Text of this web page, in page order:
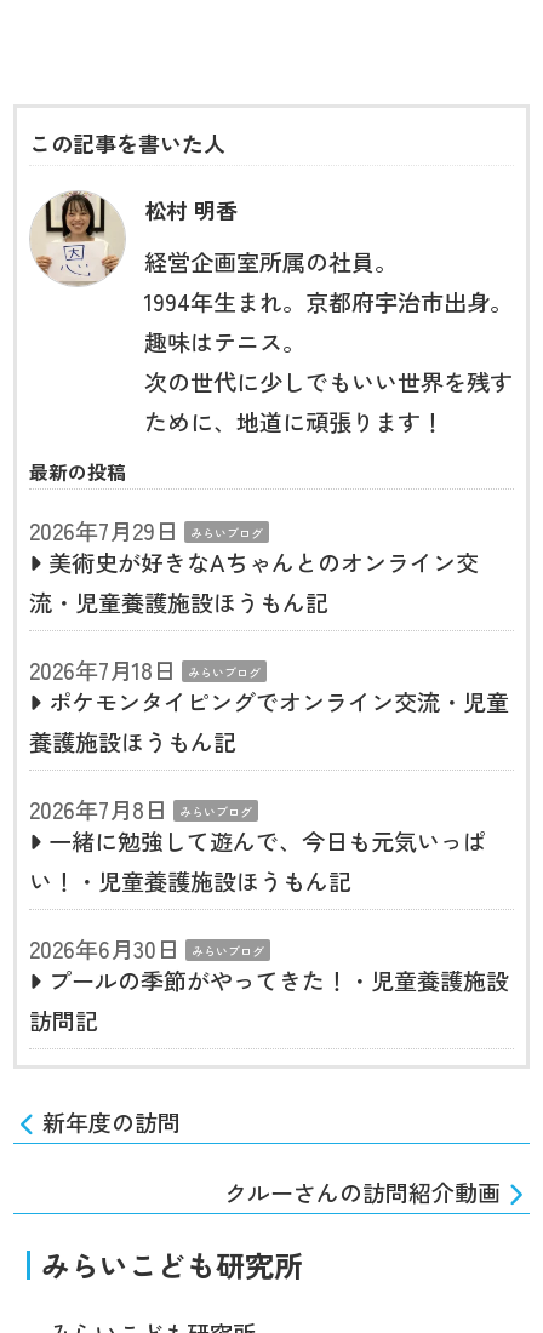
この記事を書いた人
松村 明香
経営企画室所属の社員。
1994年生まれ。京都府宇治市出身。
趣味はテニス。
次の世代に少しでもいい世界を残す
ために、地道に頑張ります！
最新の投稿
2026年7月29日 みらいブログ
美術史が好きなAちゃんとのオンライン交
流・児童養護施設ほうもん記
2026年7月18日
みらいブログ
ポケモンタイピングでオンライン交流・児童
養護施設ほうもん記
2026年7月8日
みらいブログ
一緒に勉強して遊んで、今日も元気いっぱ
い！・児童養護施設ほうもん記
2026年6月30日
みらいブログ
プールの季節がやってきた！・児童養護施設
訪問記
新年度の訪問
クルーさんの訪問紹介動画
みらいこども研究所